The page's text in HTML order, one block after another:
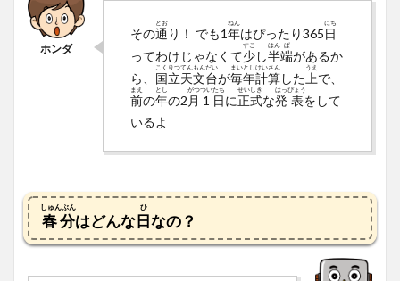
その通
とお
り！ でも1年
ねん
はぴったり365日
にち
ってわけじゃなくて少
すこ
し半
はん
端
ぱ
があるか
ら、 国
こく
立
りつ
天
てん
文
もん
台
だい
が毎
まい
年
とし
計
けい
算
さん
した 上
うえ
で、
前
まえ
の年
とし
の2 月
がつ
1
つい
日
たち
に正
せい
式
しき
な発
はっ
表
ぴょう
をして
いるよ
春分
しゅんぶん
はどんな日
ひ
なの？